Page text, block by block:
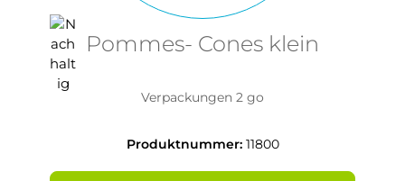
Pommes- Cones klein
Verpackungen 2 go
Produktnummer: 11800